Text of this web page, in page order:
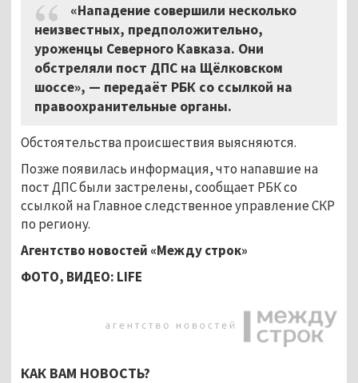
«Нападение совершили несколько
неизвестных, предположительно,
уроженцы Северного Кавказа. Они
обстреляли пост ДПС на Щёлковском
шоссе», — передаёт РБК со ссылкой на
правоохранительные органы.
Обстоятельства происшествия выясняются.
Позже появилась информация, что напавшие на
пост ДПС были застрелены, сообщает РБК со
ссылкой на Главное следственное управление СКР
по региону.
Агентство новостей «Между строк»
ФОТО, ВИДЕО: LIFE
КАК ВАМ НОВОСТЬ?